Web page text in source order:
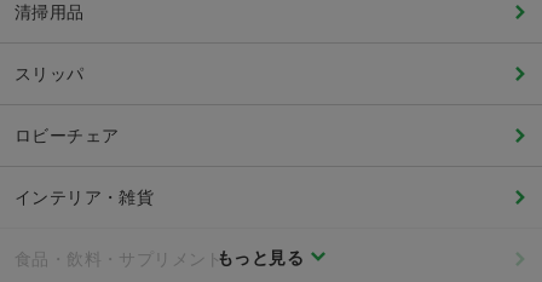
清掃用品
スリッパ
ロビーチェア
インテリア・雑貨
食品・飲料・サプリメントもっと見る